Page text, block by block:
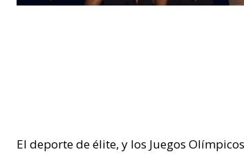
El deporte de élite, y los Juegos